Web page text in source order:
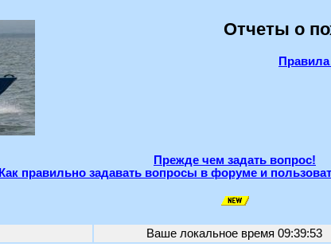
Отчеты о
Прежде чем задать вопрос!
Как правильно задавать вопросы в форуме и
Ваше локальное время 09:39:53